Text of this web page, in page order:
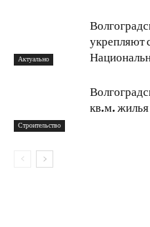
Актуально
укрепляют
Строительство
кв.м. жилья